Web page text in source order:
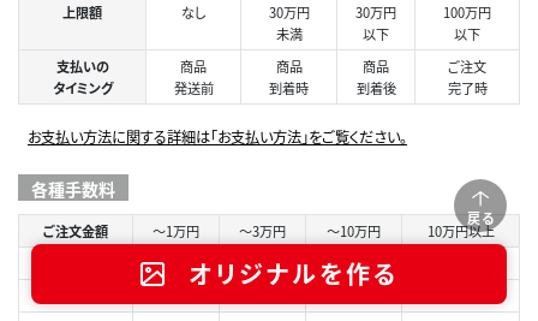
戻る
オリジナルを作る
上限額 なし
30万円
未満
30万円
以下
100万円
以下
支払いの
タイミング
商品
発送前
商品
到着時
商品
到着後
ご注文
完了時
お支払い方法に関する詳細は「お支払い方法」をご覧ください。
各種手数料
ご注文金額 ～1万円 ～3万円 ～10万円
10万円以上
ご利用の金融機関により異なります